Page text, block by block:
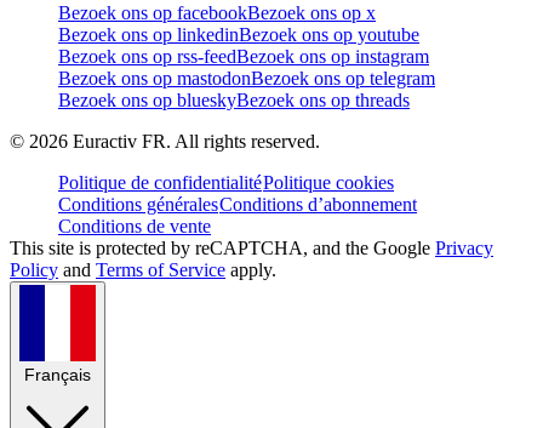
Bezoek ons op facebookBezoek ons op x
Bezoek ons op linkedinBezoek ons op youtube
Bezoek ons op rss-feedBezoek ons op instagram
Bezoek ons op mastodonBezoek ons op telegram
Bezoek ons op blueskyBezoek ons op threads
© 2026 Euractiv FR. All rights reserved.
Politique de confidentialitéPolitique cookies
Conditions généralesConditions d’abonnement
Conditions de vente
This site is protected by reCAPTCHA, and the Google Privacy
Policy and Terms of Service apply.
Français